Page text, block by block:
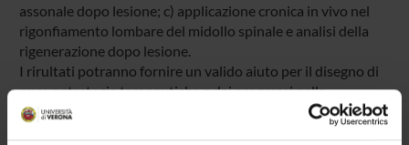
assonale dopo lesione; c) applicazione cronica in vivo nel
rigonfiamento lombare del midollo spinale e analisi della
rigenerazione dopo lesione.
I rirultati potranno fornire un valido aiuto per il disegno di
nuove strategie terapeutiche e dei progressi nella
comprensione dei meccanismi molecolari che stanno alla
base delle normali funzioni neuronali e di alcuni disordini